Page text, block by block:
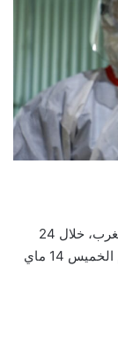
مستجدات الحالة الوبائية لفيروس #كورونا بـ #المغرب، خلال 24
ساعة الماضية و إلى حدود الساعة الرابعة من يوم الخميس 14 ماي